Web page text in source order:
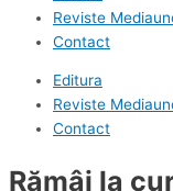
Reviste
Contact
Editura
Reviste
Contact
Rămâi la